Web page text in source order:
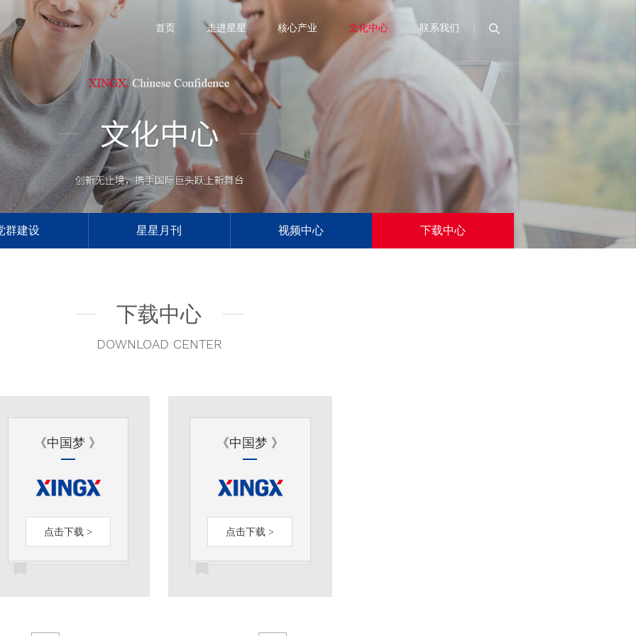
首页 走进星星 核心产业 文化中心 联系我们
群建设 星星月刊 视频中心 下载中心
下载中心
DOWNLOAD CENTER
《中国梦 》
点击下载 >
《中国梦 》
点击下载 >